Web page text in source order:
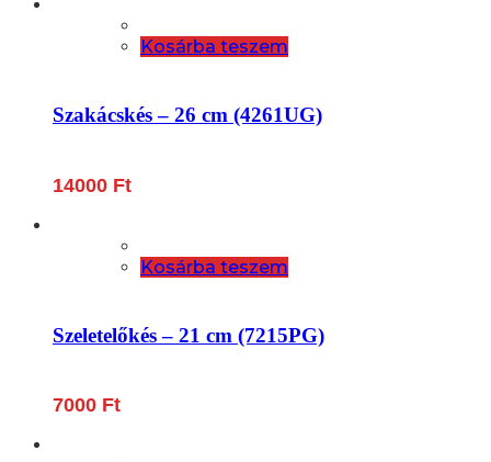
Kosárba teszem
Szakácskés – 26 cm (4261UG)
14000 Ft
Kosárba teszem
Szeletelőkés – 21 cm (7215PG)
7000 Ft